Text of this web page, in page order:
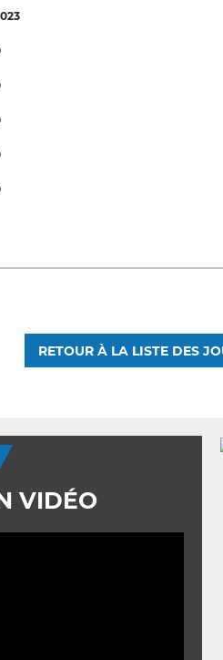
RETOUR À LA LISTE DES
VIDÉO